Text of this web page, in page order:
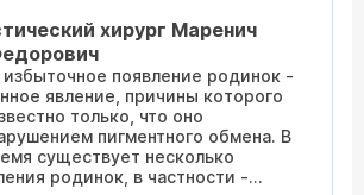
хирург Маренич
появление родинок -
явление, причины которого
только, что оно
пигментного обмена. В
существует несколько
родинок, в частности -